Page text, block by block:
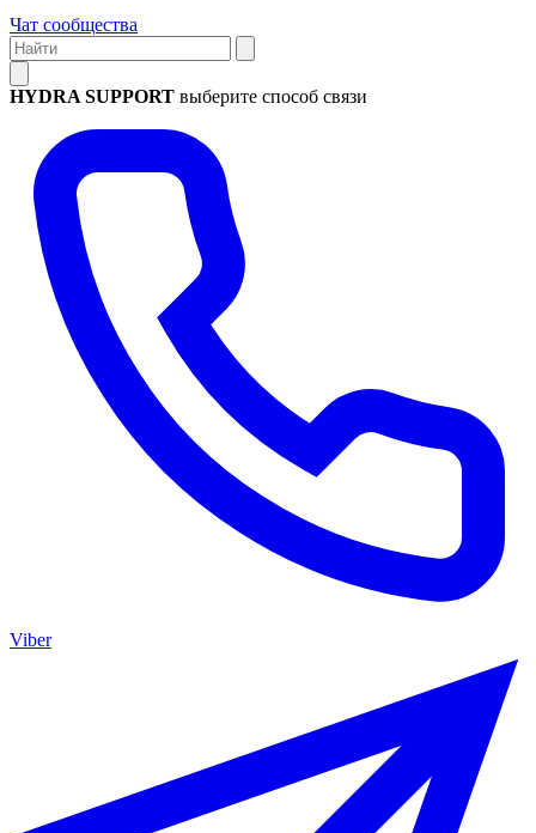
Чат сообщества
HYDRA SUPPORT выберите способ связи
Viber